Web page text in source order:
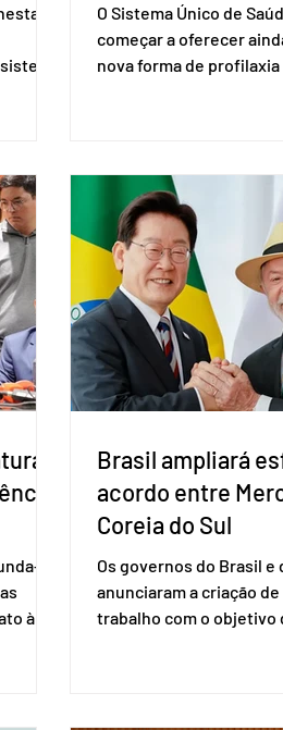
de
o
O Sistema Único de
começar a oferecer
nova forma de
e pode ser tomado a
pedido de inclusão vai
pelo Ministério da
Nacional de
Tecnologias no SUS
que vem. A Conitec é
à
Brasil ampliará
acordo entre
Coreia do Sul
Os governos do Brasil e
anunciaram a criação
trabalho com o objetivo